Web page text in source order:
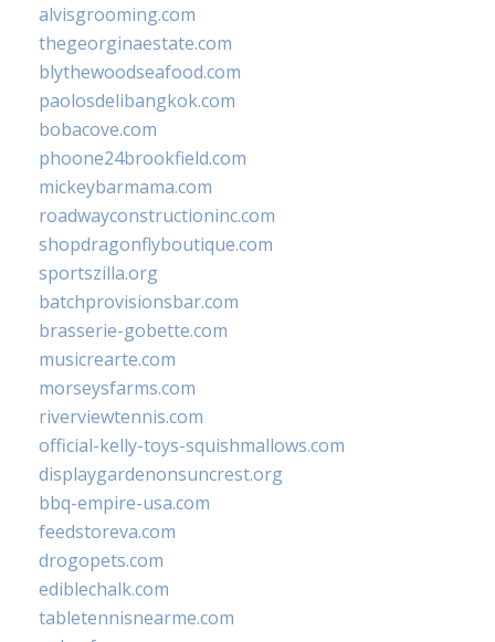
alvisgrooming.com
thegeorginaestate.com
blythewoodseafood.com
paolosdelibangkok.com
bobacove.com
phoone24brookfield.com
mickeybarmama.com
roadwayconstructioninc.com
shopdragonflyboutique.com
sportszilla.org
batchprovisionsbar.com
brasserie-gobette.com
musicrearte.com
morseysfarms.com
riverviewtennis.com
official-kelly-toys-squishmallows.com
displaygardenonsuncrest.org
bbq-empire-usa.com
feedstoreva.com
drogopets.com
ediblechalk.com
tabletennisnearme.com